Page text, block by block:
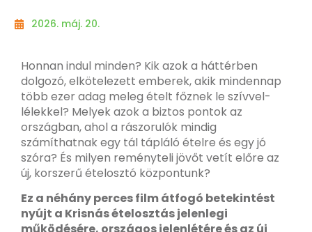
2026. máj. 20.
Honnan indul minden? Kik azok a háttérben
dolgozó, elkötelezett emberek, akik mindennap
több ezer adag meleg ételt főznek le szívvel-
lélekkel? Melyek azok a biztos pontok az
országban, ahol a rászorulók mindig
számíthatnak egy tál tápláló ételre és egy jó
szóra? És milyen reményteli jövőt vetít előre az
új, korszerű ételosztó központunk?
Ez a néhány perces film átfogó betekintést
nyújt a Krisnás ételosztás jelenlegi